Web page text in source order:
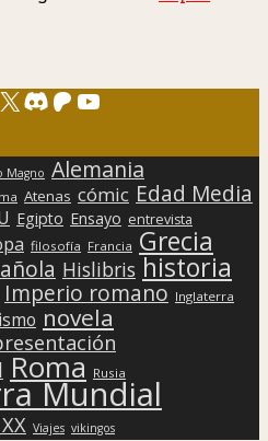
Discord
Patreon
YouTube
Magno Alemania
Atenas cómic Edad Media
Egipto Ensayo entrevista
filosofía Francia Grecia
Hislibris historia
Imperio romano Inglaterra
novela
Roma Rusia
Mundial
Viajes vikingos